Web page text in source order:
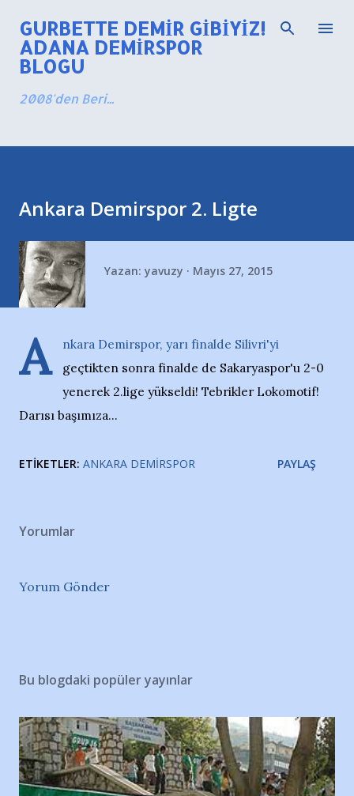
Ana içeriğe atla
GURBETTE DEMIR GIBIYIZ!
ADANA DEMIRSPOR
BLOGU
2008'den Beri...
Ankara Demirspor 2. Ligte
Yazan: yavuzy Mayıs 27, 2015
A
nkara Demirspor, yarı finalde Silivri'yi
geçtikten sonra finalde de Sakaryaspor'u 2-0
yenerek 2.lige yükseldi! Tebrikler Lokomotif!
Darısı başımıza...
ETIKETLER: ANKARA DEMIRSPOR PAYLAŞ
Yorumlar
Yorum Gönder
Bu blogdaki popüler yayınlar